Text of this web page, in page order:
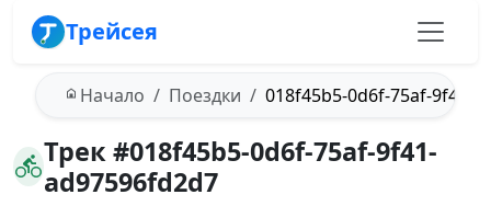
Трейсея
Начало Поездки 018f45b5-0d6f-75af-9f41-
Трек #018f45b5-0d6f-75af-9f41-
ad97596fd2d7